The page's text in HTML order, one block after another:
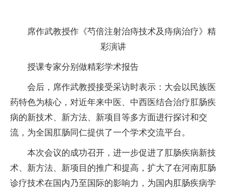
席作武教授作《芍倍注射治痔技术及痔病治疗》精
彩演讲
授课专家分别做精彩学术报告
会后，席作武教授接受采访时表示：大会以民族医
药特色为核心，对近年来中医、中西医结合治疗肛肠疾
病的新技术、新方法、新项目等多方面进行探讨和交
流，为全国肛肠同仁提供了一个学术交流平台。
本次会议的成功召开，进一步促进了肛肠疾病新技
术、新方法、新项目的推广和提高，扩大了在河南肛肠
诊疗技术在国内乃至国际的影响力，为国内肛肠疾病学